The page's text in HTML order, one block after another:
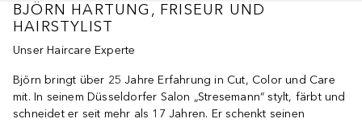
BJÖRN HARTUNG, FRISEUR UND
HAIRSTYLIST
Unser Haircare Experte
Björn bringt über 25 Jahre Erfahrung in Cut, Color und Care
mit. In seinem Düsseldorfer Salon „Stresemann“ stylt, färbt und
schneidet er seit mehr als 17 Jahren. Er schenkt seinen